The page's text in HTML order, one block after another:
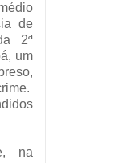
de
2ª
um
na